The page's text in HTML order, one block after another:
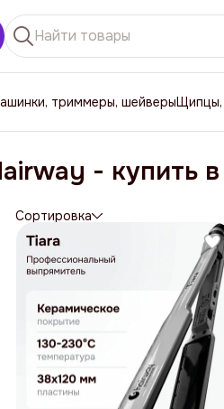
триммеры, шейверыЩипцы,
- купить
Сортировка